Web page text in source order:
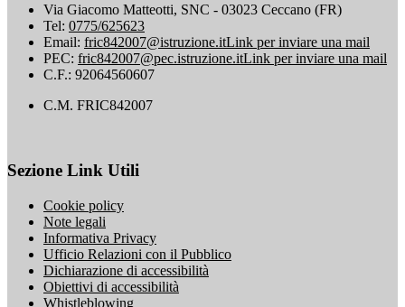
Via Giacomo Matteotti, SNC - 03023 Ceccano (FR)
Tel: 0775/625623
Email: fric842007@istruzione.itLink per inviare una mail
PEC: fric842007@pec.istruzione.itLink per inviare una mail
C.F.: 92064560607
C.M. FRIC842007
Sezione Link Utili
Cookie policy
Note legali
Informativa Privacy
Ufficio Relazioni con il Pubblico
Dichiarazione di accessibilità
Obiettivi di accessibilità
Whistleblowing